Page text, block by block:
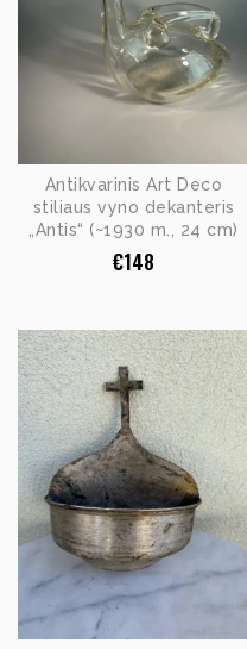
Antikvarinis Art Deco
stiliaus vyno dekanteris
„Antis“ (~1930 m., 24 cm)
€148